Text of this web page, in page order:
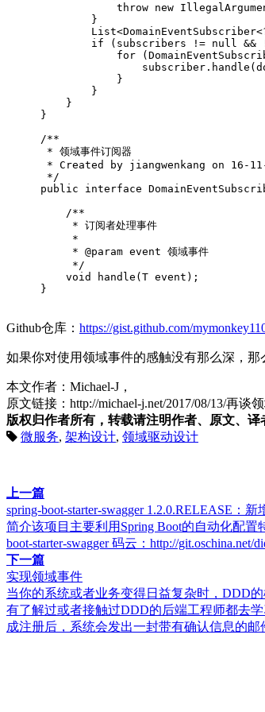
throw new
        }
if (subscribers != null &&
for
            }
        }
    }
}
/**
* 领域事件订阅器
* Created by jiangwenkang on 16-
*/
public
interface
/**
     * 订阅者处理事件
     *
     *
@param event 领域事件
     */
void
handle (T event) ;
}
Github仓库： https://gist.github.com/
如果你对使用领域事件的感触没有那么深，
本文作者：Michael-J，
原文链接：http://michael-j.net/2017/08/13/再谈
版权归作者所有，转载请注明作者、原文、译
微服务, 架构设计, 领域驱动设计
上一篇
spring-boot-starter-swagger 1.2.0.RELEASE：
简介该项目主要利用Spring Boot的自动化配置
boot-starter-swagger 码云：http://git.oschina.net/
下一篇
实现领域事件
当你的系统或者业务变得日益复杂时，DDD
有了解过或者接触过DDD的后端工程师都去
成注册后，系统会发出一封带有确认信息的邮